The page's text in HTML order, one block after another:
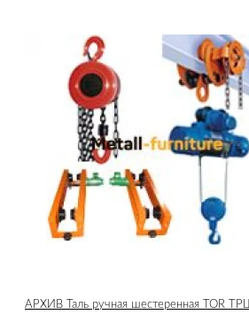
АРХИВ Таль ручная шестеренная TOR